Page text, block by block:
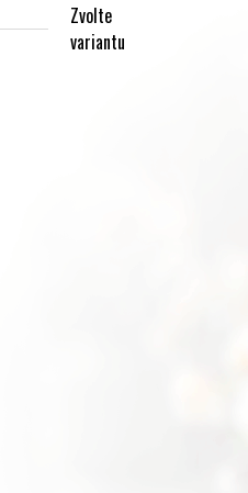
Zvolte
variantu